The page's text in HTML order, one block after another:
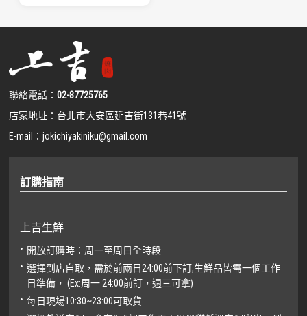
聯絡電話：02-87725765
店家地址： 台北市大安區延吉街131巷41號
E-mail：jokichiyakiniku@gmail.com
訂購指南
上吉生鮮
開放訂購時：周一至周日全時段
選擇到店自取，需於前兩日24:00前下訂,生鮮品皆需一個工作
日準備， (Ex:周一 24:00前訂，週三可拿)
每日現場10:30~23:00可取貨